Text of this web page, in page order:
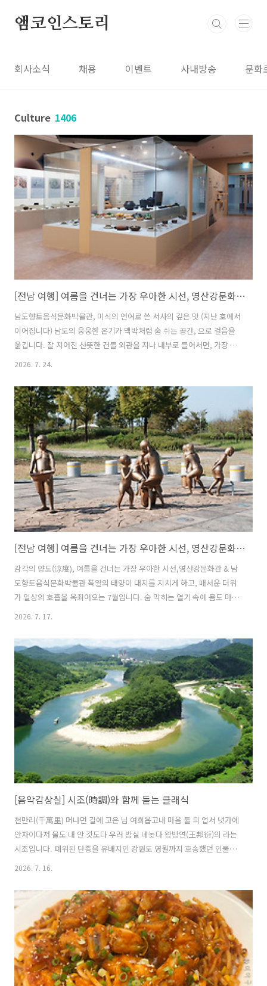
앰코인스토리
회사소식 채용 이벤트 사내방송 문화
Culture 1406
[전남 여행] 여름을 건너는 가장 우아한 시선, 영산강문화관 & 남도향토음식문화박물관 2편
남도향토음식문화박물관, 미식의 언어로 쓴 서사의 깊은 맛 (지난 호에서
이어집니다) 남도의 웅웅한 온기가 맥박처럼 숨 쉬는 공간, 으로 걸음을
옮깁니다. 잘 지어진 산뜻한 건물 외관을 지나 내부로 들어서면, 가장 먼
저 커다란 항아리 모양의 상징물이 웰컴 인사를 건넵니다. 예로부터 ‘맛
에서 풍요를 일구어 낸 선조들의 삶과 애환이 고스란히 서려 있는데요,
문을 열고 들어서는 순간 벽면을 채운 향토음식 사진들이 시각적인 즐거
움을 주며 지친 마음에 편안한 온기를 불어넣습니다. 박물관의 가장 깊은
속내이자 꽃이라 할 수 있는 ‘향토음식 상설전시실’은 그 자체로 거대한
미학적 기록문학입니다. 그래픽패널, 영상물, 터치스크린, 그리고 세월
을 버텨낸..
2026. 7. 24.
[전남 여행] 여름을 건너는 가장 우아한 시선, 영산강문화관 & 남도향토음식문화박물관 1편
감각의 양도(涼度), 여름을 건너는 가장 우아한 시선,영산강문화관 & 남
도향토음식문화박물관 폭열의 태양이 대지를 지치게 하고, 매서운 더위
가 일상의 호흡을 옥죄어오는 7월입니다. 숨 막히는 열기 속에 몸도 마음
도 쉽게 지치는 요즘, 고단한 계절의 한복판을 지나는 앰코인스토리 가족
면의 온도를 차분하게 가라앉혀 줄 정제된 실내 공간, 과 으로 향했습니
다. 유유히 흐르는 강물의 사유와 깊게 우려낸 남도의 미식이 지친 감각
에 활기를 불어넣어주는 특별한 여정으로 함께 떠나볼까요?영산강문화
관, 흐르는 물줄기에 새겨진 생명의 시국내 최대의 호남평야를 품은 남도
생명의 젖줄, 영산강을 따라 자리한 은 공간 전체가 자연과 사람이 어우
러지는 수변환경문..
2026. 7. 17.
[음악감상실] 시조(時調)와 함께 듣는 클래식
천만리(千萬里) 머나먼 길에 고은 님 여희옵고내 마음 둘 듸 업서 냇가에
안자이다저 물도 내 안 갓도다 우러 밤실 녜놋다 왕방연(王邦衍)의 라는
시조입니다. 폐위된 단종을 유배지인 강원도 영월까지 호송했던 인물로
단종을 호송하고 돌아오는 길에 지은 작품으로 알려져 있습니다. 이는 조
야 하는 마음을 자연에 빗대어 감정이입을 시킨 뛰어난 시조입니다. 시조
(時調)는 고려 중엽에 발생하여 조선에 걸쳐 완성이 되었으며, 3장 6구
45자 내외로 초장, 중장, 종장 3단 구성으로 이루어져 있으며, 종장의 첫
음절는 반드시 세 글자로 고정되어야 하는 특징이 있습니다.차이코프스
키 사계 중 6월 June from Tchaikovsky’s The Seas..
2026. 7. 16.